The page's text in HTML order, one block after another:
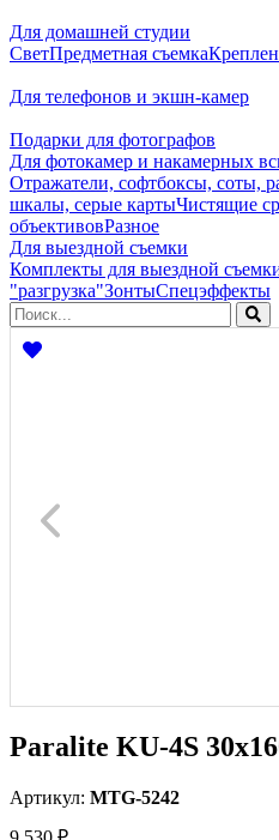
Для домашней студии
СветПредметная съемка
Для телефонов и экшн-камер
Подарки для фотографов
Для фотокамер и накамерных
Отражатели, софтбоксы, соты,
шкалы, серые картыЧистящие
объективовРазное
Для выездной съемки
Комплекты для выездной
"разгрузка"ЗонтыСпецэффекты
Paralite KU-4S
Артикул: MTG-5242